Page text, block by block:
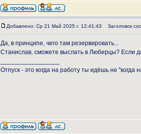
Добавлено: Ср 21 Май 2025 г. 12:41:43 Заголовок
Да, в принципе, чего там резервировать...
Станислав, сможете выслать в Люберцы? Если
Отпуск - это когда на работу ты идёшь не "когда